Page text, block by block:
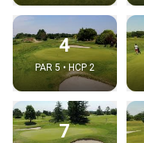
4
PAR 5 • HCP 2
7